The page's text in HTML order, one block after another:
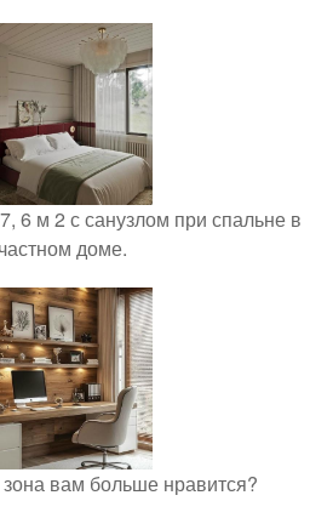
6 м 2 с санузлом при спальне в
частном доме.
вам больше нравится?